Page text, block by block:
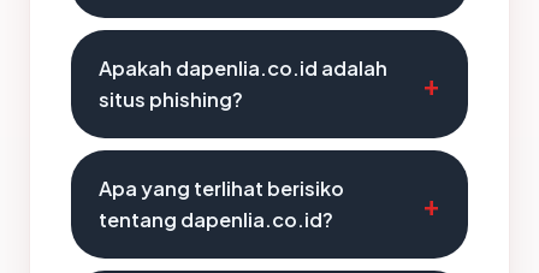
Apakah dapenlia.co.id adalah
situs phishing?
Apa yang terlihat berisiko
tentang dapenlia.co.id?